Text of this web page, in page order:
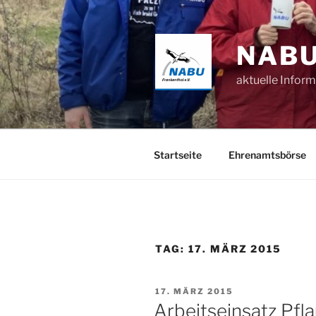
Zum
Inhalt
springen
aktuelle
Startseite Ehrenamtsbörse
TAG: 17. MÄRZ 2015
VERÖFFENTLICHT
AM
17. MÄRZ 2015
Arbeitseinsatz